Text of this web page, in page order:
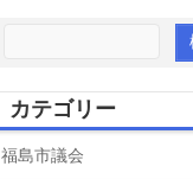
カテゴリー
福島市議会